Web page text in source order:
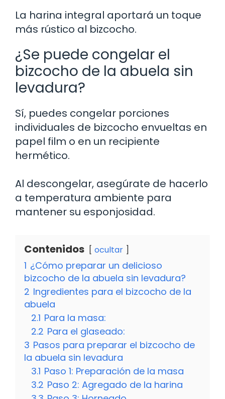
La harina integral aportará un toque
más rústico al bizcocho.
¿Se puede congelar el
bizcocho de la abuela sin
levadura?
Sí, puedes congelar porciones
individuales de bizcocho envueltas en
papel film o en un recipiente
hermético.
Al descongelar, asegúrate de hacerlo
a temperatura ambiente para
mantener su esponjosidad.
Contenidos ocultar
1 ¿Cómo preparar un delicioso
bizcocho de la abuela sin levadura?
2 Ingredientes para el bizcocho de la
abuela
2.1 Para la masa:
2.2 Para el glaseado:
3 Pasos para preparar el bizcocho de
la abuela sin levadura
3.1 Paso 1: Preparación de la masa
3.2 Paso 2: Agregado de la harina